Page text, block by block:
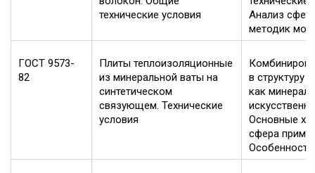
технические условия
Анализ
методик
ГОСТ 9573-
82
Плиты теплоизоляционные
из минеральной ваты на
синтетическом
связующем. Технические
условия
в структуру
как
Основные
сфера